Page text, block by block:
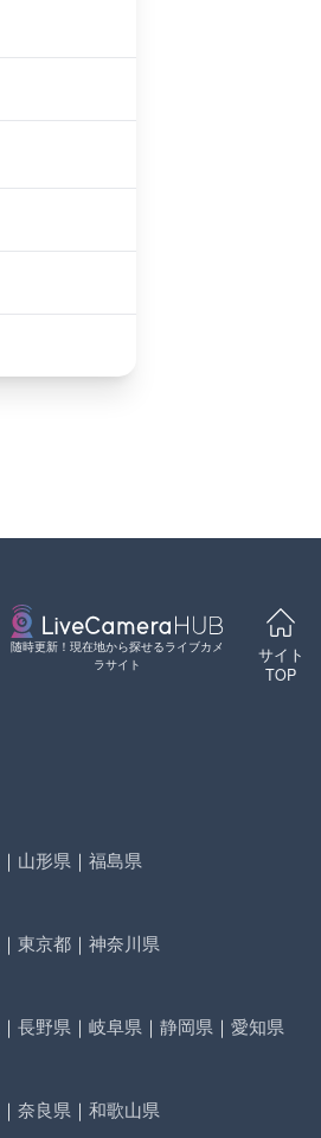
随時更新！現在地から探せるライブカメ
ラサイト
サイト
TOP
｜ 山形県 ｜ 福島県
｜ 東京都 ｜ 神奈川県
｜ 長野県 ｜ 岐阜県 ｜ 静岡県 ｜ 愛知県
｜ 奈良県 ｜ 和歌山県